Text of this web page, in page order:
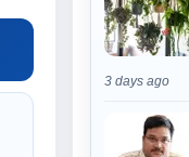
3 days ago